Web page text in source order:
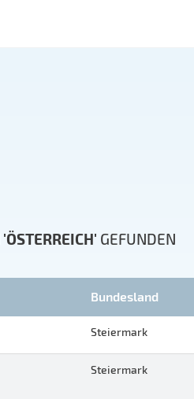
'ÖSTERREICH' GEFUNDEN
Bundesland
Steiermark
Steiermark